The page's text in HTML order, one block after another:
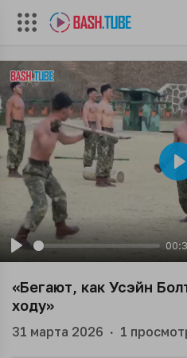
Play
«Бегают, как Усэйн
ходу»
31 марта 2026 · 1